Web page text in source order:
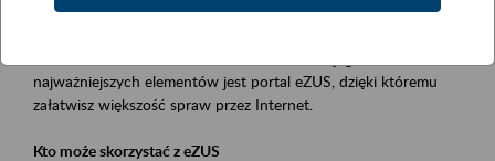
Platforma Usług Elektronicznych ZUS eZUS
najważniejszych elementów jest portal eZUS, dzięki któremu
załatwisz większość spraw przez Internet.
Kto może skorzystać z eZUS